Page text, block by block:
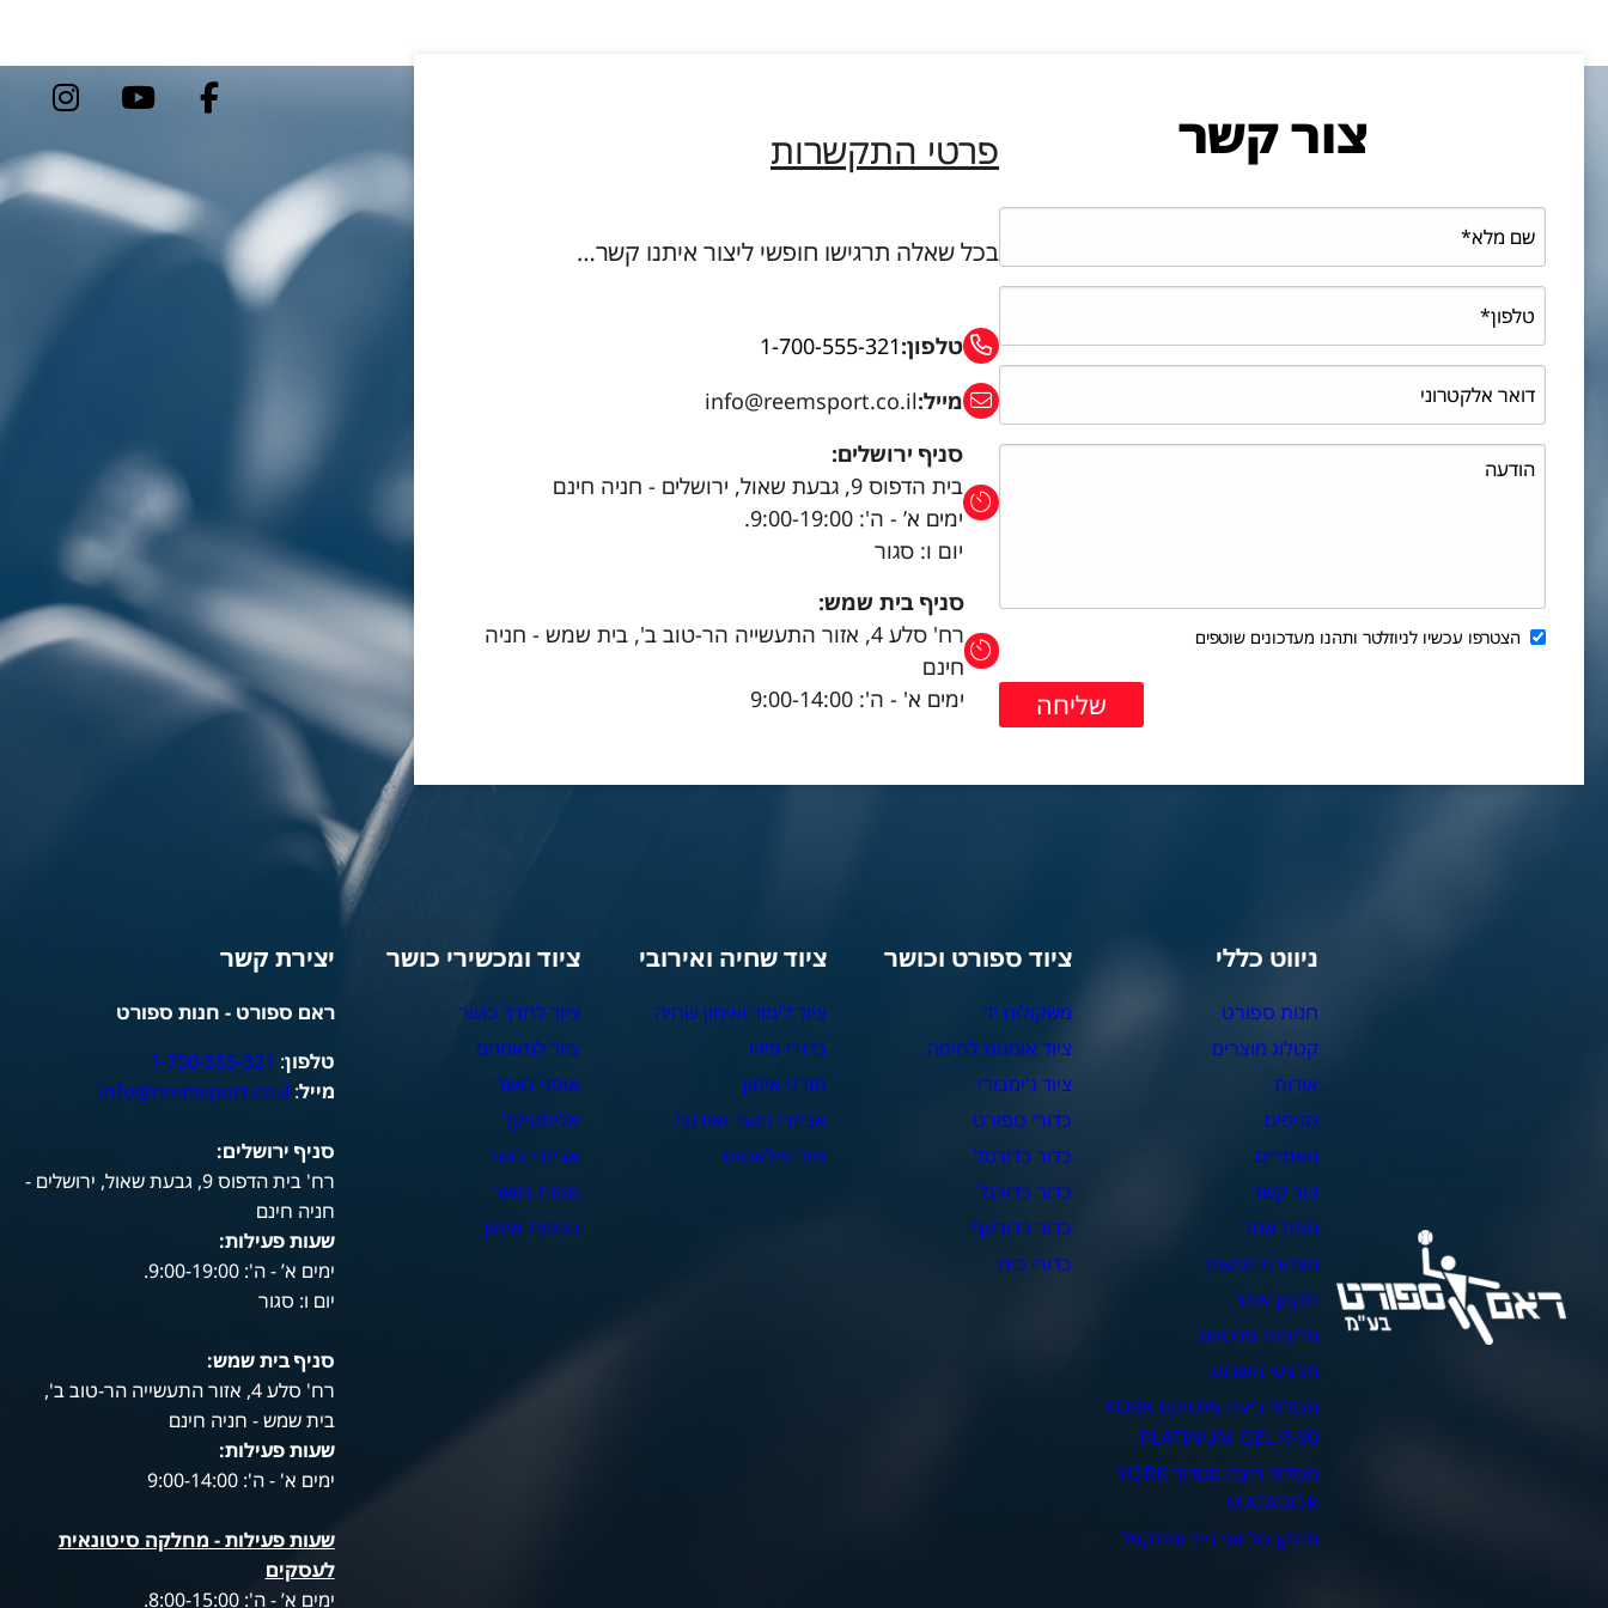
צור קשר
הצטרפו עכשיו לניוזלטר ותהנו מעדכונים שוטפים
פרטי התקשרות
בכל שאלה תרגישו חופשי ליצור איתנו קשר…
טלפון:1-700-555-321
מייל:info@reemsport.co.il
סניף ירושלים:
בית הדפוס 9, גבעת שאול, ירושלים - חניה חינם
ימים א’ - ה': 9:00-19:00.
יום ו: סגור
סניף בית שמש:
רח' סלע 4, אזור התעשייה הר-טוב ב', בית שמש - חניה
חינם
ימים א' - ה': 9:00-14:00
ניווט כללי
חנות ספורט
קטלוג מוצרים
אודות
סניפים
מאמרים
צור קשר
מפת אתר
הצהרת נגישות
תקנון אתר
מדיניות פרטיות
מבצעי השבוע
מסלול ריצה פלטינום YORK
PLATINUM GEL R-90
מסלול ריצה מטדור YORK
MATADOR
מתקן סל זוגי נייד ומתקפל
ציוד ספורט וכושר
משקולות יד
ציוד אומנות לחימה
ציוד ג'ימבורי
כדורי ספורט
כדור כדורסל
כדור כדורגל
כדור כדורעף
כדורי כוח
ציוד שחיה ואירובי
ציוד לימוד ואימון שחיה
כדורי פיזיו
מזרני אימון
אביזרי כושר ואירובי
ציוד פילאטיס
ציוד ומכשירי כושר
ציוד לחדר כושר
ציוד למאמנים
אופני כושר
אליפטיקל
אביזרי כושר
ספות כושר
כפפות אימון
יצירת קשר
ראם ספורט - חנות ספורט
טלפון:
1-700-555-321
מייל:
info@reemsport.co.il
סניף ירושלים:
רח' בית הדפוס 9, גבעת שאול, ירושלים -
חניה חינם
שעות פעילות:
ימים א’ - ה': 9:00-19:00.
יום ו: סגור
סניף בית שמש:
רח' סלע 4, אזור התעשייה הר-טוב ב',
בית שמש - חניה חינם
שעות פעילות:
ימים א' - ה': 9:00-14:00
שעות פעילות - מחלקה סיטונאית
לעסקים
ימים א’ - ה': 8:00-15:00.